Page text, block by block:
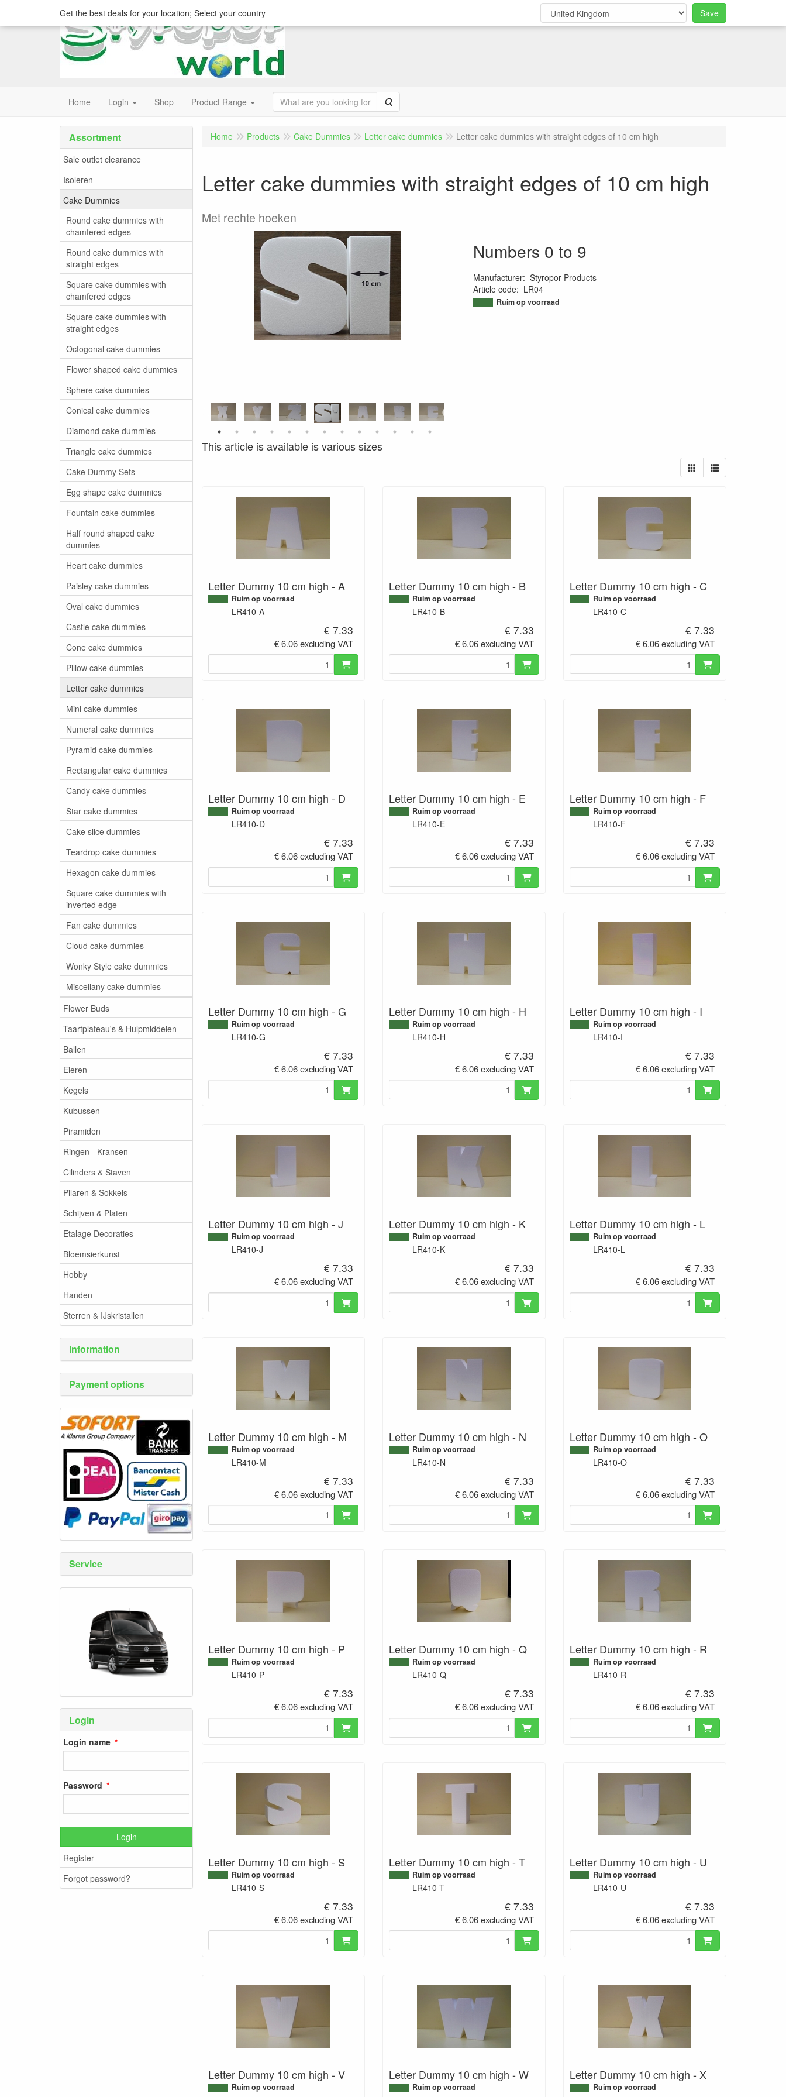
Home Login Shop Product Range Search
Assortment
Sale outlet clearance
Isoleren
Cake Dummies
Round cake dummies with
chamfered edges
Round cake dummies with
straight edges
Square cake dummies with
chamfered edges
Square cake dummies with
straight edges
Octogonal cake dummies
Flower shaped cake dummies
Sphere cake dummies
Conical cake dummies
Diamond cake dummies
Triangle cake dummies
Cake Dummy Sets
Egg shape cake dummies
Fountain cake dummies
Half round shaped cake
dummies
Heart cake dummies
Paisley cake dummies
Oval cake dummies
Castle cake dummies
Cone cake dummies
Pillow cake dummies
Letter cake dummies
Mini cake dummies
Numeral cake dummies
Pyramid cake dummies
Rectangular cake dummies
Candy cake dummies
Star cake dummies
Cake slice dummies
Teardrop cake dummies
Hexagon cake dummies
Square cake dummies with
inverted edge
Fan cake dummies
Cloud cake dummies
Wonky Style cake dummies
Miscellany cake dummies
Flower Buds
Taartplateau's & Hulpmiddelen
Ballen
Eieren
Kegels
Kubussen
Piramiden
Ringen - Kransen
Cilinders & Staven
Pilaren & Sokkels
Schijven & Platen
Etalage Decoraties
Bloemsierkunst
Hobby
Handen
Sterren & IJskristallen
Information
Payment options
Service
Login
Login name
Password
Login
Register
Forgot password?
Home Products Cake Dummies Letter cake dummies Letter cake dummies with straight edges of 10 cm high
Letter cake dummies with straight edges of 10 cm high
Met rechte hoeken
Numbers 0 to 9
Manufacturer: Styropor Products
Article code: LR04
9506766871393
Ruim op voorraad
This article is available is various sizes
Letter Dummy 10 cm high - A
Ruim op voorraad
LR410-A
€ 7.33
€ 6.06 excluding VAT
Letter Dummy 10 cm high - B
Ruim op voorraad
LR410-B
€ 7.33
€ 6.06 excluding VAT
Letter Dummy 10 cm high - C
Ruim op voorraad
LR410-C
€ 7.33
€ 6.06 excluding VAT
Letter Dummy 10 cm high - D
Ruim op voorraad
LR410-D
€ 7.33
€ 6.06 excluding VAT
Letter Dummy 10 cm high - E
Ruim op voorraad
LR410-E
€ 7.33
€ 6.06 excluding VAT
Letter Dummy 10 cm high - F
Ruim op voorraad
LR410-F
€ 7.33
€ 6.06 excluding VAT
Letter Dummy 10 cm high - G
Ruim op voorraad
LR410-G
€ 7.33
€ 6.06 excluding VAT
Letter Dummy 10 cm high - H
Ruim op voorraad
LR410-H
€ 7.33
€ 6.06 excluding VAT
Letter Dummy 10 cm high - I
Ruim op voorraad
LR410-I
€ 7.33
€ 6.06 excluding VAT
Letter Dummy 10 cm high - J
Ruim op voorraad
LR410-J
€ 7.33
€ 6.06 excluding VAT
Letter Dummy 10 cm high - K
Ruim op voorraad
LR410-K
€ 7.33
€ 6.06 excluding VAT
Letter Dummy 10 cm high - L
Ruim op voorraad
LR410-L
€ 7.33
€ 6.06 excluding VAT
Letter Dummy 10 cm high - M
Ruim op voorraad
LR410-M
€ 7.33
€ 6.06 excluding VAT
Letter Dummy 10 cm high - N
Ruim op voorraad
LR410-N
€ 7.33
€ 6.06 excluding VAT
Letter Dummy 10 cm high - O
Ruim op voorraad
LR410-O
€ 7.33
€ 6.06 excluding VAT
Letter Dummy 10 cm high - P
Ruim op voorraad
LR410-P
€ 7.33
€ 6.06 excluding VAT
Letter Dummy 10 cm high - Q
Ruim op voorraad
LR410-Q
€ 7.33
€ 6.06 excluding VAT
Letter Dummy 10 cm high - R
Ruim op voorraad
LR410-R
€ 7.33
€ 6.06 excluding VAT
Letter Dummy 10 cm high - S
Ruim op voorraad
LR410-S
€ 7.33
€ 6.06 excluding VAT
Letter Dummy 10 cm high - T
Ruim op voorraad
LR410-T
€ 7.33
€ 6.06 excluding VAT
Letter Dummy 10 cm high - U
Ruim op voorraad
LR410-U
€ 7.33
€ 6.06 excluding VAT
Letter Dummy 10 cm high - V
Ruim op voorraad
Letter Dummy 10 cm high - W
Ruim op voorraad
Letter Dummy 10 cm high - X
Ruim op voorraad
Get the best deals for your location; Select your country Save